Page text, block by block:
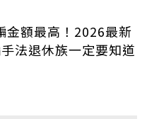
金額最高！2026最新
法退休族一定要知道